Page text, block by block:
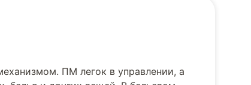
ПМ легок в управлении, а